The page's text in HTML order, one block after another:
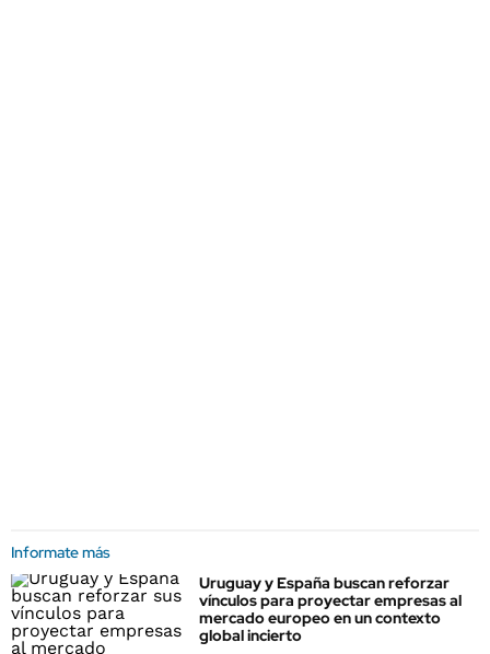
Informate más
Uruguay y España buscan reforzar
vínculos para proyectar empresas al
mercado europeo en un contexto
global incierto